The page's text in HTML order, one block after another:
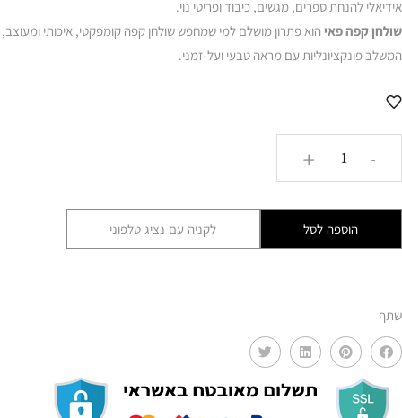
אידיאלי להנחת ספרים, מגשים, כיבוד ופריטי נוי.
שולחן קפה פאי הוא פתרון מושלם למי שמחפש שולחן קפה קומפקטי, איכותי ומעוצב,
המשלב פונקציונליות עם מראה טבעי ועל-זמני.
-
ELP
+
הוספה לסל לקניה עם נציג טלפוני
שתף